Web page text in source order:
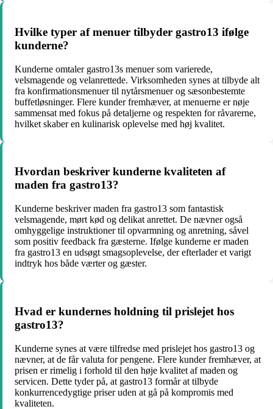
Hvilke typer af menuer tilbyder gastro13 ifølge
kunderne?
Kunderne omtaler gastro13s menuer som varierede,
velsmagende og velanrettede. Virksomheden synes at tilbyde alt
fra konfirmationsmenuer til nytårsmenuer og sæsonbestemte
buffetløsninger. Flere kunder fremhæver, at menuerne er nøje
sammensat med fokus på detaljerne og respekten for råvarerne,
hvilket skaber en kulinarisk oplevelse med høj kvalitet.
Hvordan beskriver kunderne kvaliteten af
maden fra gastro13?
Kunderne beskriver maden fra gastro13 som fantastisk
velsmagende, mørt kød og delikat anrettet. De nævner også
omhyggelige instruktioner til opvarmning og anretning, såvel
som positiv feedback fra gæsterne. Ifølge kunderne er maden
fra gastro13 en udsøgt smagsoplevelse, der efterlader et varigt
indtryk hos både værter og gæster.
Hvad er kundernes holdning til prislejet hos
gastro13?
Kunderne synes at være tilfredse med prislejet hos gastro13 og
nævner, at de får valuta for pengene. Flere kunder fremhæver, at
prisen er rimelig i forhold til den høje kvalitet af maden og
servicen. Dette tyder på, at gastro13 formår at tilbyde
konkurrencedygtige priser uden at gå på kompromis med
kvaliteten.